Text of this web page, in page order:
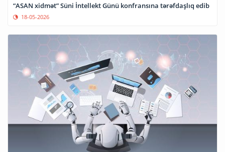
“ASAN xidmət” Süni İntellekt Günü konfransına tərəfdaşlıq edib
18-05-2026